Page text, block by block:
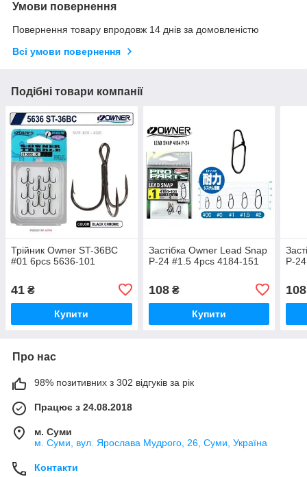
Умови повернення
Повернення товару впродовж 14 днів за домовленістю
Всі умови повернення
Подібні товари компанії
Трійник Owner ST-36BC
#01 6pcs 5636-101
41 ₴
Купити
Застібка Owner Lead Snap
P-24 #1.5 4pcs 4184-151
108₴
Купити
P-
108
Про нас
98% позитивних з 302 відгуків за рік
Працює з 24.08.2018
м. Суми
м. Суми, вул. Ярослава Мудрого, 26, Суми, Україна
Контакти